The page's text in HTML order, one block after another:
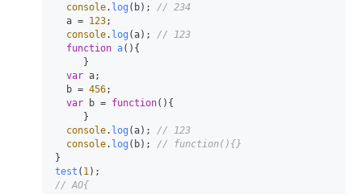
console. log (b); // 234
  a =
123;
console. log (a); // 123
function a( ){
var a;
  b =
456;
var b = function( ){
console. log (a); // 123
console. log (b); // function(){}
test ( 1
// AO{